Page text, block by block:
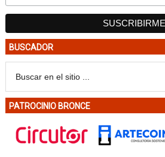
BUSCADOR
PATROCINIO BRONCE